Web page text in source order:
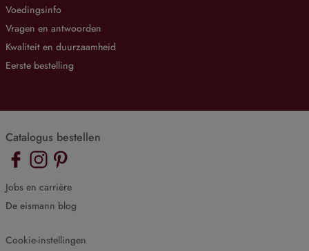
Voedingsinfo
Vragen en antwoorden
Kwaliteit en duurzaamheid
Eerste bestelling
Catalogus bestellen
Jobs en carrière
De eismann blog
Cookie-instellingen